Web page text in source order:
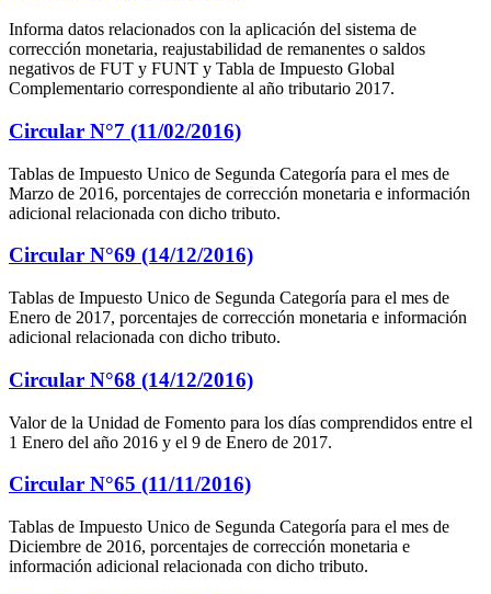
Informa datos relacionados con la aplicación del sistema de
corrección monetaria, reajustabilidad de remanentes o saldos
negativos de FUT y FUNT y Tabla de Impuesto Global
Complementario correspondiente al año tributario 2017.
Circular N°7 (11/02/2016)
Tablas de Impuesto Unico de Segunda Categoría para el mes de
Marzo de 2016, porcentajes de corrección monetaria e información
adicional relacionada con dicho tributo.
Circular N°69 (14/12/2016)
Tablas de Impuesto Unico de Segunda Categoría para el mes de
Enero de 2017, porcentajes de corrección monetaria e información
adicional relacionada con dicho tributo.
Circular N°68 (14/12/2016)
Valor de la Unidad de Fomento para los días comprendidos entre el
1 Enero del año 2016 y el 9 de Enero de 2017.
Circular N°65 (11/11/2016)
Tablas de Impuesto Unico de Segunda Categoría para el mes de
Diciembre de 2016, porcentajes de corrección monetaria e
información adicional relacionada con dicho tributo.